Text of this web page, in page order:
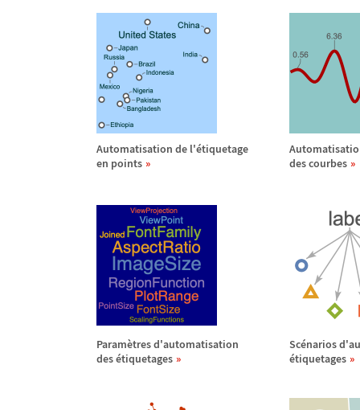
Automatisation de l'étiquetage
en points
des courbes
Paramètres d'automatisation
desétiquetages
Scénarios
étiquetages